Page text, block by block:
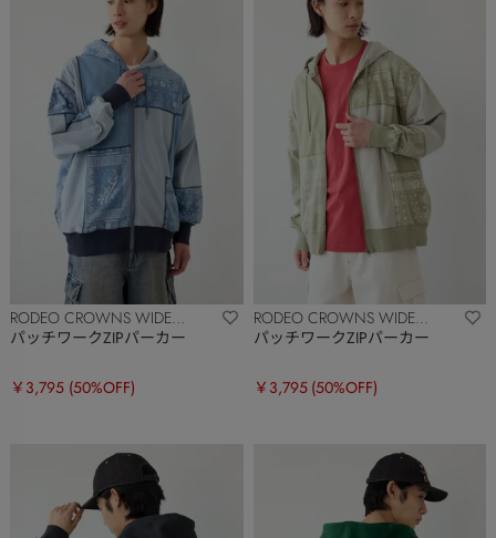
RODEO CROWNS WIDE
BOWL
パッチワークZIPパーカー
￥3,795 (50%OFF)
RODEO CROWNS WIDE
BOWL
パッチワークZIPパーカー
￥3,795 (50%OFF)